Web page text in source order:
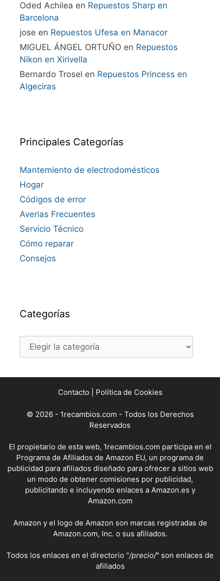
Oded Achilea en Repuestos Sharp en
Barcelona
jose en Repuestos Ufesa en Manacor
MIGUEL ÁNGEL ORTUÑO en Repuestos
Nikon en Xirivella
Bernardo Trosel en Repuestos Princess en
Algeciras
Principales Categorías
Mantemiento de electrodomésticos
Hogar
Códigos de error
Averias Frecuentes
Servicio Técnico
Cómo reparar
Consejos
Categorías
Categorías
Contacto Política de Cookies
© 2026 - 1recambios.com - Todos los Derechos
Reservados
El propietario de esta web, 1recambios.com participa en el
Programa de Afiliados de Amazon EU, un programa de
publicidad para afiliados diseñado para ofrecer a sitios web
un modo de obtener comisiones por publicidad,
publicitando e incluyendo enlaces a Amazon.es y
Amazon.com
Amazon y el logo de Amazon son marcas registradas de
Amazon.com, Inc. o sus afiliados.
Todos los enlaces en el directorio "/precio/" son enlaces de
afiliados